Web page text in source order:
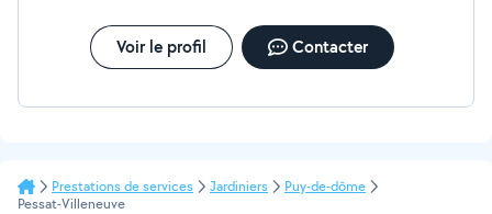
Voir le profil Contacter
Prestations de services Jardiniers
Puy-de-dôme
Pessat-Villeneuve